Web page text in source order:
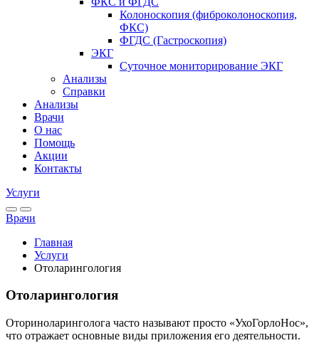
Колоноскопия (фибро­колоноскопия,
ФКС)
ФГДС (Гастроскопия)
ЭКГ
Суточное мониторирование ЭКГ
Анализы
Справки
Анализы
Врачи
О нас
Помощь
Акции
Контакты
Услуги
Врачи
Главная
Услуги
Отоларингология
Отоларингология
Оториноларинголога часто называют просто «УхоГорлоНос»,
что отражает основные виды приложения его деятельности.